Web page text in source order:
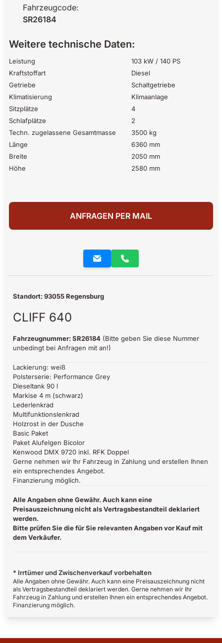
Fahrzeugcode:
SR26184
Weitere technische Daten:
Leistung
103 kW / 140 PS
Kraftstoffart
Diesel
Getriebe
Schaltgetriebe
Klimatisierung
Klimaanlage
Sitzplätze
4
Schlafplätze
2
Techn. zugelassene Gesamtmasse
3500 kg
Länge
6360 mm
Breite
2050 mm
Höhe
2580 mm
ANFRAGEN PER MAIL
Standort: 93055 Regensburg
CLIFF 640
Fahrzeugnummer: SR26184 (Bitte geben Sie diese Nummer
unbedingt bei Anfragen mit an!)
Lackierung: weiß
Polsterserie: Performance Grey
Dieseltank 90 l
Markise 4 m (schwarz)
Lederlenkrad
Multifunktionslenkrad
Holzrost in der Dusche
Basic Paket
Paket Alufelgen Bicolor
Kenwood DMX 9720 inkl. RFK Doppel
Gerne nehmen wir Ihr Fahrzeug in Zahlung und erstellen Ihnen
ein entsprechendes Angebot.
Finanzierung möglich.
Alle Angaben ohne Gewähr. Auch kann eine
Preisauszeichnung nicht als Vertragsbestandteil deklariert
werden.
Bitte prüfen Sie die für Sie relevanten Angaben vor Kauf mit
dem Verkäufer.
* Irrtümer und Zwischenverkauf vorbehalten
Alle Angaben ohne Gewähr. Auch kann eine Preisauszeichnung nicht
als Vertragsbestandteil deklariert werden. Gerne nehmen wir Ihr
Fahrzeug in Zahlung und erstellen Ihnen ein entsprechendes Angebot.
Finanzierung möglich.